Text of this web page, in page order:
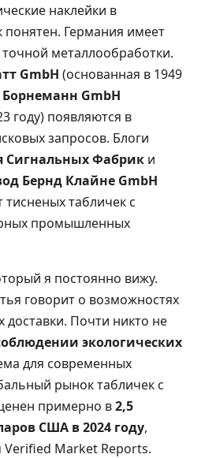
наклейки в
понятен. Германия имеет
металлообработки.
GmbH (основанная в 1949
GmbH
году) появляются в
запросов. Блоги
Сигнальных Фабрик и
Бернд Клайне GmbH
тисненых табличек с
промышленных
я постоянно вижу.
говорит о возможностях
доставки. Почти никто не
экологических
для современных
рынок табличек с
примерно в2,5
США в 2024 году,
Verified Market Reports.